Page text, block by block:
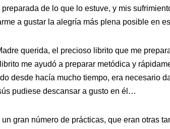
de lo que lo estuve, y mis
a gustar la alegría más plena posible en
querida, el precioso librito que me
me ayudó a preparar metódica y
desde hacía mucho tiempo, era necesario
pudiese descansar a gusto en él…
gran número de prácticas, que eran otras